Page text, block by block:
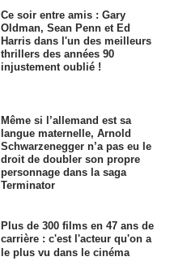
Ce soir entre amis : Gary
Oldman, Sean Penn et Ed
Harris dans l'un des meilleurs
thrillers des années 90
injustement oublié !
Même si l’allemand est sa
langue maternelle, Arnold
Schwarzenegger n’a pas eu le
droit de doubler son propre
personnage dans la saga
Terminator
Plus de 300 films en 47 ans de
carrière : c'est l'acteur qu'on a
le plus vu dans le cinéma